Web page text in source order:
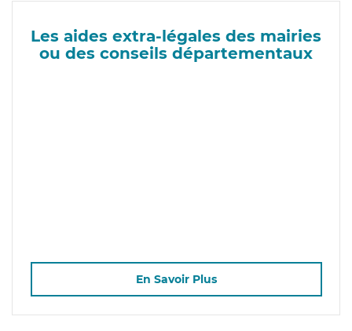
Les aides extra-légales des mairies
ou des conseils départementaux
En Savoir Plus